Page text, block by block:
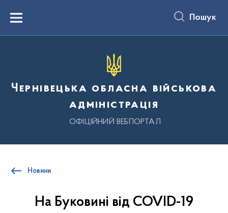
вмістуMenu Пошук
Чернівецька обласна військова
адміністрація
ОФІЦІЙНИЙ ВЕБПОРТАЛ
Новини
На Буковині від COVID-19